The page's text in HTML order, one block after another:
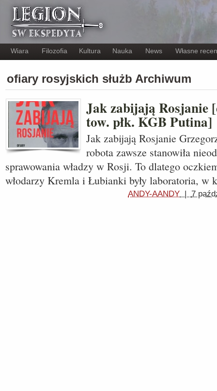
Wiara Filozofia Kultura Nauka News Własne
ofiary rosyjskich służb Archiwum
Jak zabijają Rosjanie
tow. płk. KGB Putina]
Jak zabijają Rosjanie
robota zawsze stanowiła
sprawowania władzy w Rosji. To dlatego
włodarzy Kremla i Łubianki były laboratoria,
ANDY-AANDY | 7